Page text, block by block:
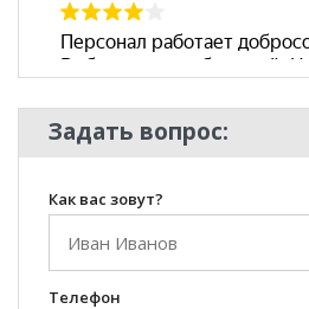
Задать вопрос:
Как вас зовут?
Телефон